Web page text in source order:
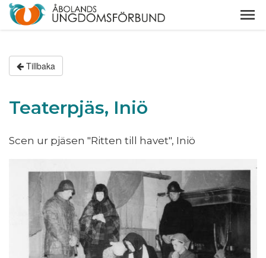
Tillbaka
Teaterpjäs, Iniö
Scen ur pjäsen "Ritten till havet", Iniö